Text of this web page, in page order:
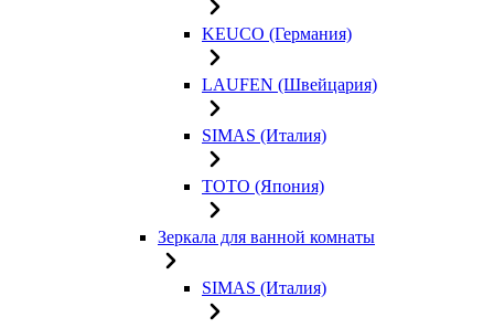
KEUCO (Германия)
LAUFEN (Швейцария)
SIMAS (Италия)
TOTO (Япония)
Зеркала для ванной комнаты
SIMAS (Италия)